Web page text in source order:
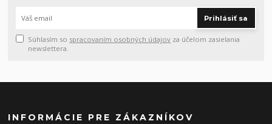
Prihlásiť sa
Súhlasím so spracovaním osobných údajov za účelom zasielania
newslettera.
INFORMÁCIE PRE ZÁKAZNÍKOV